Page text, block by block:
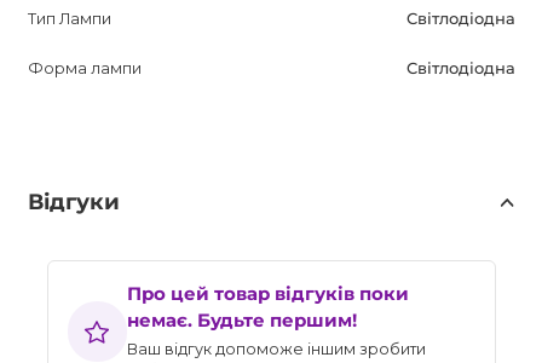
Тип Лампи Світлодіодна
Форма лампи Світлодіодна
Відгуки
Про цей товар відгуків поки
немає. Будьте першим!
Ваш відгук допоможе іншим зробити